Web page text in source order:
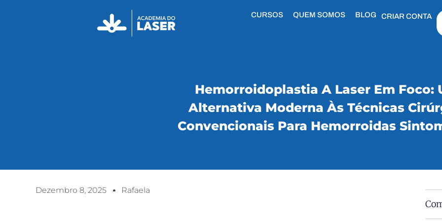
CURSOS QUEM SOMOS BLOG CRIAR CONTA
Hemorroidoplastia A Laser Em Foco:
Alternativa Moderna Às Técnicas
Convencionais Para Hemorroidas
Dezembro 8, 2025 Rafaela